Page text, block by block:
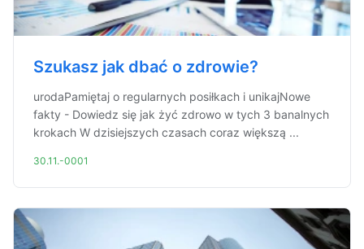
Szukasz jak dbać o zdrowie?
urodaPamiętaj o regularnych posiłkach i unikajNowe
fakty - Dowiedz się jak żyć zdrowo w tych 3 banalnych
krokach W dzisiejszych czasach coraz większą ...
30.11.-0001